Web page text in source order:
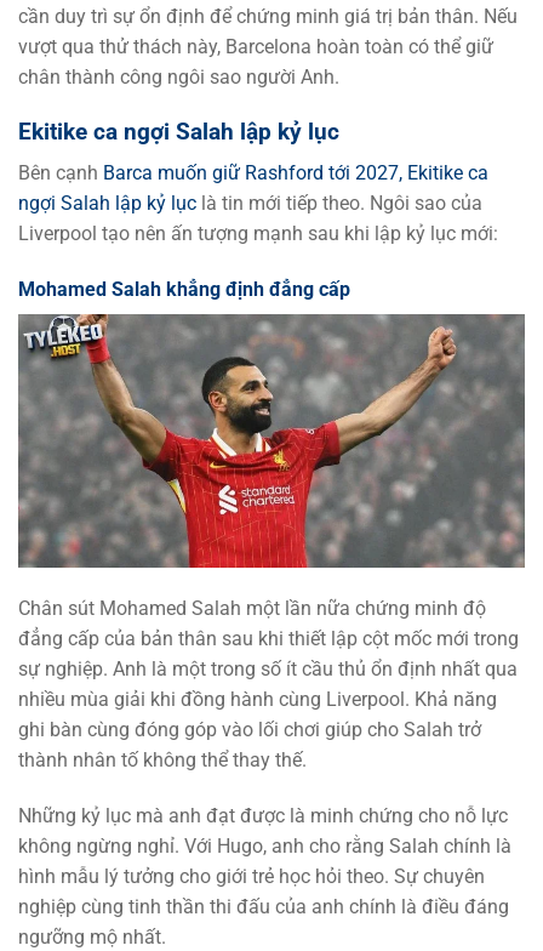
cần duy trì sự ổn định để chứng minh giá trị bản thân. Nếu
vượt qua thử thách này, Barcelona hoàn toàn có thể giữ
chân thành công ngôi sao người Anh.
Ekitike ca ngợi Salah lập kỷ lục
Bên cạnh Barca muốn giữ Rashford tới 2027, Ekitike ca
ngợi Salah lập kỷ lục là tin mới tiếp theo. Ngôi sao của
Liverpool tạo nên ấn tượng mạnh sau khi lập kỷ lục mới:
Mohamed Salah khẳng định đẳng cấp
Chân sút Mohamed Salah một lần nữa chứng minh độ
đẳng cấp của bản thân sau khi thiết lập cột mốc mới trong
sự nghiệp. Anh là một trong số ít cầu thủ ổn định nhất qua
nhiều mùa giải khi đồng hành cùng Liverpool. Khả năng
ghi bàn cùng đóng góp vào lối chơi giúp cho Salah trở
thành nhân tố không thể thay thế.
Những kỷ lục mà anh đạt được là minh chứng cho nỗ lực
không ngừng nghỉ. Với Hugo, anh cho rằng Salah chính là
hình mẫu lý tưởng cho giới trẻ học hỏi theo. Sự chuyên
nghiệp cùng tinh thần thi đấu của anh chính là điều đáng
ngưỡng mộ nhất.